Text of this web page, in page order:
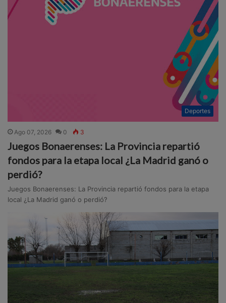
Deportes
Ago 07, 2026 0 3
Juegos Bonaerenses: La Provincia repartió
fondos para la etapa local ¿La Madrid ganó o
perdió?
Juegos Bonaerenses: La Provincia repartió fondos para la etapa
local ¿La Madrid ganó o perdió?